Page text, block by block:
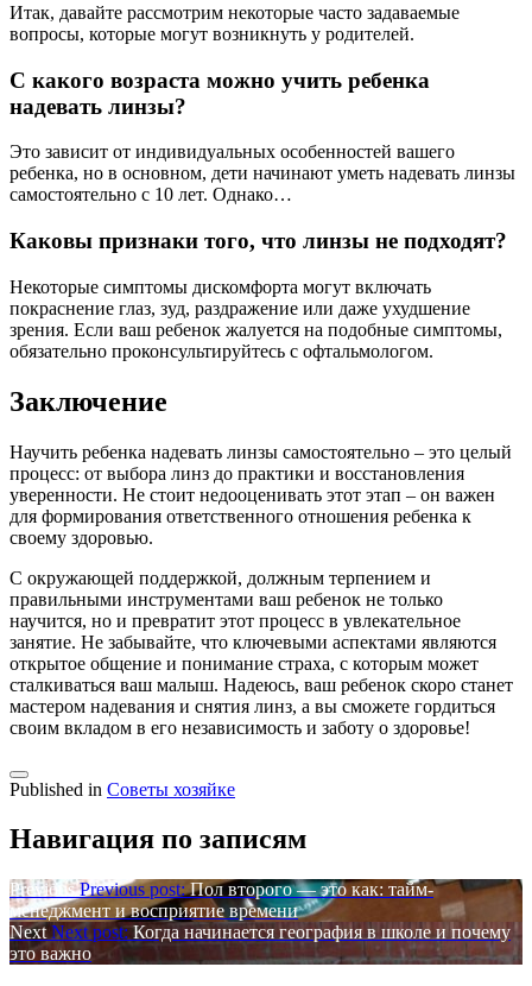
Итак, давайте рассмотрим некоторые часто задаваемые
вопросы, которые могут возникнуть у родителей.
С какого возраста можно учить ребенка
надевать линзы?
Это зависит от индивидуальных особенностей вашего
ребенка, но в основном, дети начинают уметь надевать линзы
самостоятельно с 10 лет. Однако…
Каковы признаки того, что линзы не подходят?
Некоторые симптомы дискомфорта могут включать
покраснение глаз, зуд, раздражение или даже ухудшение
зрения. Если ваш ребенок жалуется на подобные симптомы,
обязательно проконсультируйтесь с офтальмологом.
Заключение
Научить ребенка надевать линзы самостоятельно – это целый
процесс: от выбора линз до практики и восстановления
уверенности. Не стоит недооценивать этот этап – он важен
для формирования ответственного отношения ребенка к
своему здоровью.
С окружающей поддержкой, должным терпением и
правильными инструментами ваш ребенок не только
научится, но и превратит этот процесс в увлекательное
занятие. Не забывайте, что ключевыми аспектами являются
открытое общение и понимание страха, с которым может
сталкиваться ваш малыш. Надеюсь, ваш ребенок скоро станет
мастером надевания и снятия линз, а вы сможете гордиться
своим вкладом в его независимость и заботу о здоровье!
Published in Советы хозяйке
Навигация по записям
Previous Previous post: Пол второго — это как: тайм-
менеджмент и восприятие времени
Next Next post: Когда начинается география в школе и почему
это важно